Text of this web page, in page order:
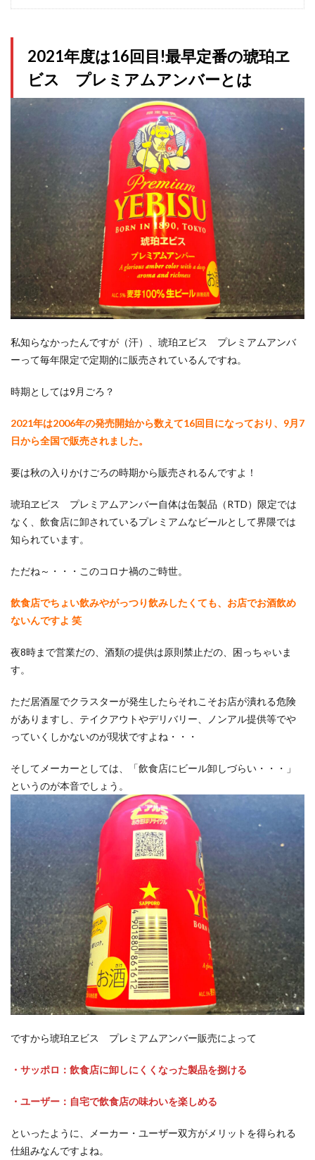
2021年度は16回目!最早定番の琥珀ヱ
ビス プレミアムアンバーとは
私知らなかったんですが（汗）、琥珀ヱビス プレミアムアンバ
ーって毎年限定で定期的に販売されているんですね。
時期としては9月ごろ？
2021年は2006年の発売開始から数えて16回目になっており、9月7
日から全国で販売されました。
要は秋の入りかけごろの時期から販売されるんですよ！
琥珀ヱビス プレミアムアンバー自体は缶製品（RTD）限定では
なく、飲食店に卸されているプレミアムなビールとして界隈では
知られています。
ただね～・・・このコロナ禍のご時世。
飲食店でちょい飲みやがっつり飲みしたくても、お店でお酒飲め
ないんですよ 笑
夜8時まで営業だの、酒類の提供は原則禁止だの、困っちゃいま
す。
ただ居酒屋でクラスターが発生したらそれこそお店が潰れる危険
がありますし、テイクアウトやデリバリー、ノンアル提供等でや
っていくしかないのが現状ですよね・・・
そしてメーカーとしては、「飲食店にビール卸しづらい・・・」
というのが本音でしょう。
ですから琥珀ヱビス プレミアムアンバー販売によって
・サッポロ：飲食店に卸しにくくなった製品を捌ける
・ユーザー：自宅で飲食店の味わいを楽しめる
といったように、メーカー・ユーザー双方がメリットを得られる
仕組みなんですよね。